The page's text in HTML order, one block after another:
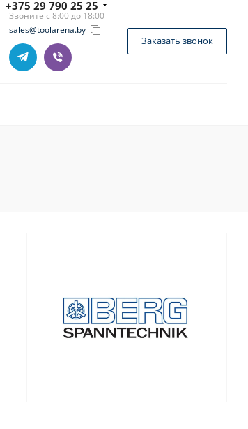
+375 29 790 25 25
Звоните с 8:00 до 18:00
sales@toolarena.by
Заказать звонок